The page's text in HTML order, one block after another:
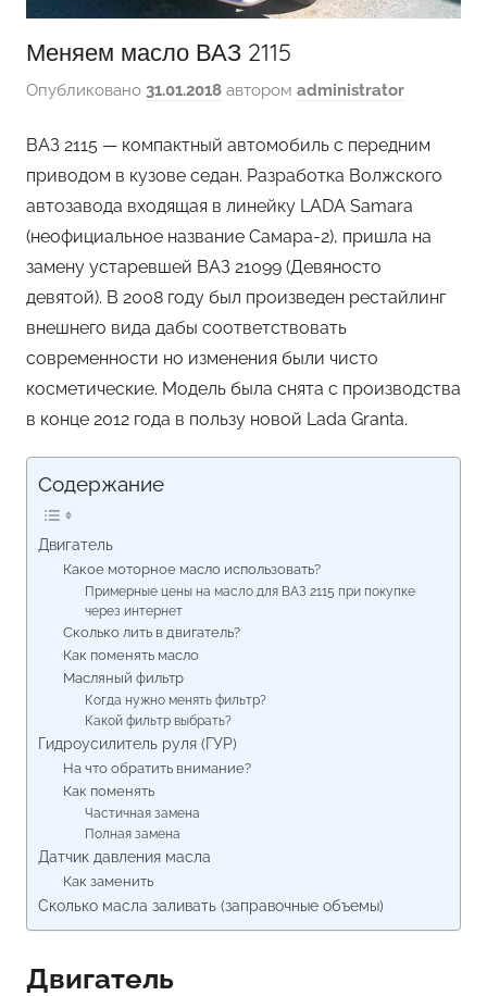
Меняем масло ВАЗ 2115
Опубликовано 31.01.2018 автором administrator
ВАЗ 2115 — компактный автомобиль с передним
приводом в кузове седан. Разработка Волжского
автозавода входящая в линейку LADA Samara
(неофициальное название Самара-2), пришла на
замену устаревшей ВАЗ 21099 (Девяносто
девятой). В 2008 году был произведен рестайлинг
внешнего вида дабы соответствовать
современности но изменения были чисто
косметические. Модель была снята с производства
в конце 2012 года в пользу новой Lada Granta.
Содержание
Двигатель
Какое моторное масло использовать?
Примерные цены на масло для ВАЗ 2115 при покупке
через интернет
Сколько лить в двигатель?
Как поменять масло
Масляный фильтр
Когда нужно менять фильтр?
Какой фильтр выбрать?
Гидроусилитель руля (ГУР)
На что обратить внимание?
Как поменять
Частичная замена
Полная замена
Датчик давления масла
Как заменить
Сколько масла заливать (заправочные объемы)
Двигатель